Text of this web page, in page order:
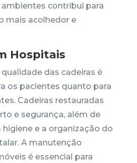
ambientes contribui para
mais acolhedor e
Hospitais
das cadeiras é
os pacientes quanto para
Cadeiras restauradas
e segurança, além de
higiene e a organização do
A manutenção
é essencial para